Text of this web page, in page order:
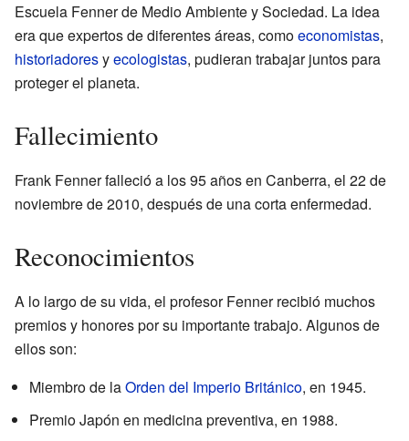
Escuela Fenner de Medio Ambiente y Sociedad. La idea
era que expertos de diferentes áreas, comoeconomistas,
historiadoresyecologistas, pudieran trabajar juntos para
proteger el planeta.
Fallecimiento
Frank Fenner falleció a los 95 años en Canberra, el 22 de
noviembre de 2010, después de una corta enfermedad.
Reconocimientos
A lo largo de su vida, el profesor Fenner recibió muchos
premios y honores por su importante trabajo. Algunos de
ellos son:
Miembro de laOrden del Imperio Británico, en 1945.
Premio Japón en medicina preventiva, en 1988.